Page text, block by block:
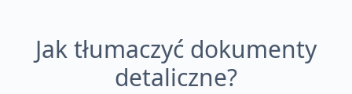
Jak tłumaczyć dokumenty
detaliczne?